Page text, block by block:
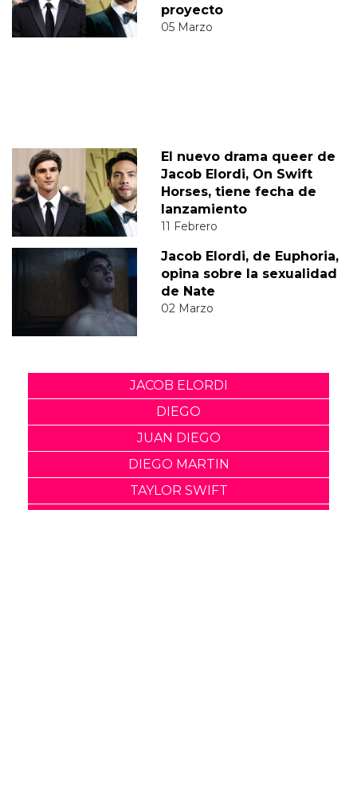
proyecto
05 Marzo
El nuevo drama queer de
Jacob Elordi, On Swift
Horses, tiene fecha de
lanzamiento
11 Febrero
Jacob Elordi, de Euphoria,
opina sobre la sexualidad
de Nate
02 Marzo
JACOB ELORDI
DIEGO
JUAN DIEGO
DIEGO MARTIN
TAYLOR SWIFT